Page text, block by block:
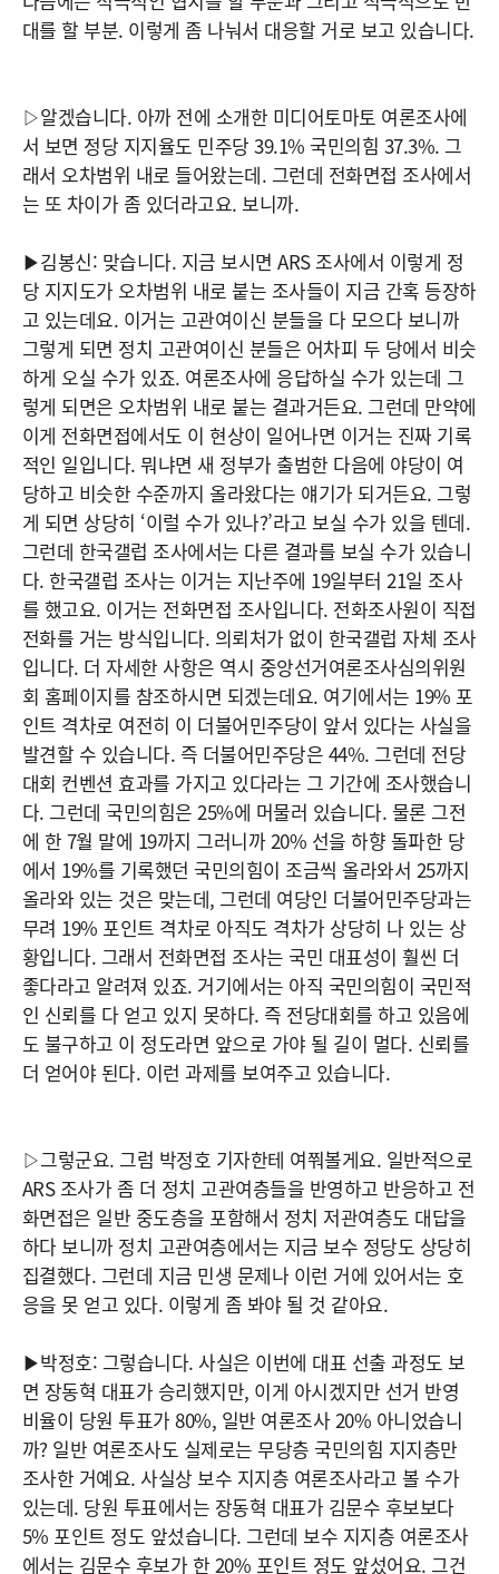
대를 할 부분. 이렇게 좀 나눠서 대응할 거로 보고 있습니다.
▷알겠습니다. 아까 전에 소개한 미디어토마토 여론조사에
서 보면 정당 지지율도 민주당 39.1% 국민의힘 37.3%. 그
래서 오차범위 내로 들어왔는데. 그런데 전화면접 조사에서
는 또 차이가 좀 있더라고요. 보니까.
▶김봉신: 맞습니다. 지금 보시면 ARS 조사에서 이렇게 정
당 지지도가 오차범위 내로 붙는 조사들이 지금 간혹 등장하
고 있는데요. 이거는 고관여이신 분들을 다 모으다 보니까
그렇게 되면 정치 고관여이신 분들은 어차피 두 당에서 비슷
하게 오실 수가 있죠. 여론조사에 응답하실 수가 있는데 그
렇게 되면은 오차범위 내로 붙는 결과거든요. 그런데 만약에
이게 전화면접에서도 이 현상이 일어나면 이거는 진짜 기록
적인 일입니다. 뭐냐면 새 정부가 출범한 다음에 야당이 여
당하고 비슷한 수준까지 올라왔다는 얘기가 되거든요. 그렇
게 되면 상당히 ‘이럴 수가 있나?’라고 보실 수가 있을 텐데.
그런데 한국갤럽 조사에서는 다른 결과를 보실 수가 있습니
다. 한국갤럽 조사는 이거는 지난주에 19일부터 21일 조사
를 했고요. 이거는 전화면접 조사입니다. 전화조사원이 직접
전화를 거는 방식입니다. 의뢰처가 없이 한국갤럽 자체 조사
입니다. 더 자세한 사항은 역시 중앙선거여론조사심의위원
회 홈페이지를 참조하시면 되겠는데요. 여기에서는 19% 포
인트 격차로 여전히 이 더불어민주당이 앞서 있다는 사실을
발견할 수 있습니다. 즉 더불어민주당은 44%. 그런데 전당
대회 컨벤션 효과를 가지고 있다라는 그 기간에 조사했습니
다. 그런데 국민의힘은 25%에 머물러 있습니다. 물론 그전
에 한 7월 말에 19까지 그러니까 20% 선을 하향 돌파한 당
에서 19%를 기록했던 국민의힘이 조금씩 올라와서 25까지
올라와 있는 것은 맞는데, 그런데 여당인 더불어민주당과는
무려 19% 포인트 격차로 아직도 격차가 상당히 나 있는 상
황입니다. 그래서 전화면접 조사는 국민 대표성이 훨씬 더
좋다라고 알려져 있죠. 거기에서는 아직 국민의힘이 국민적
인 신뢰를 다 얻고 있지 못하다. 즉 전당대회를 하고 있음에
도 불구하고 이 정도라면 앞으로 가야 될 길이 멀다. 신뢰를
더 얻어야 된다. 이런 과제를 보여주고 있습니다.
▷그렇군요. 그럼 박정호 기자한테 여쭤볼게요. 일반적으로
ARS 조사가 좀 더 정치 고관여층들을 반영하고 반응하고 전
화면접은 일반 중도층을 포함해서 정치 저관여층도 대답을
하다 보니까 정치 고관여층에서는 지금 보수 정당도 상당히
집결했다. 그런데 지금 민생 문제나 이런 거에 있어서는 호
응을 못 얻고 있다. 이렇게 좀 봐야 될 것 같아요.
▶박정호: 그렇습니다. 사실은 이번에 대표 선출 과정도 보
면 장동혁 대표가 승리했지만, 이게 아시겠지만 선거 반영
비율이 당원 투표가 80%, 일반 여론조사 20% 아니었습니
까? 일반 여론조사도 실제로는 무당층 국민의힘 지지층만
조사한 거예요. 사실상 보수 지지층 여론조사라고 볼 수가
있는데. 당원 투표에서는 장동혁 대표가 김문수 후보보다
5% 포인트 정도 앞섰습니다. 그런데 보수 지지층 여론조사
에서는 김문수 후보가 한 20% 포인트 정도 앞섰어요. 그건